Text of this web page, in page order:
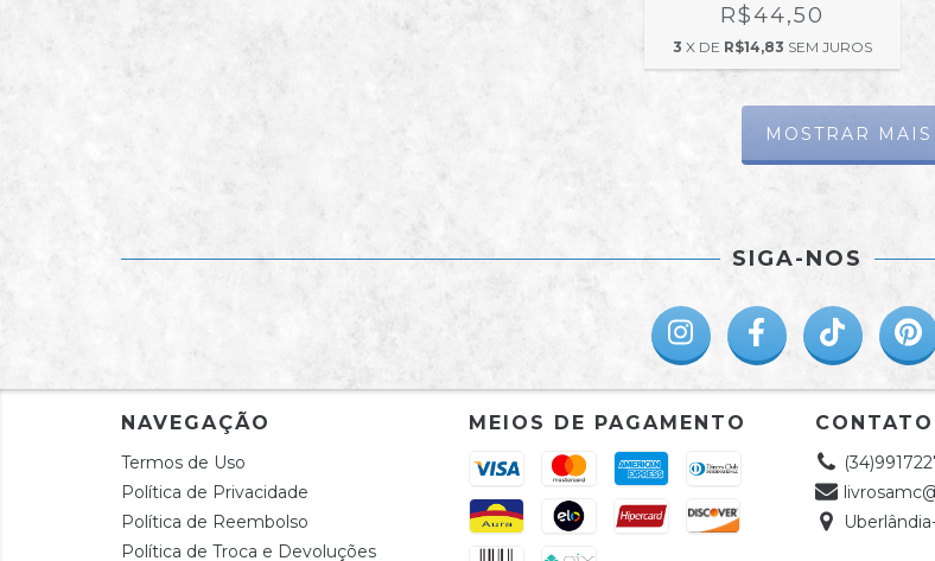
R$44,50
3 X DE R$14,83 SEM JUROS
MOSTRAR
SIGA-NOS
NAVEGAÇÃO
Termos de Uso
Política de Privacidade
Política de Reembolso
Política de Troca e Devoluções
MEIOS DE PAGAMENTO CONTATO